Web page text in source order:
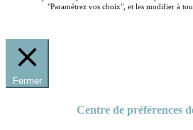
"Paramétrez vos choix", et les modifier à
Fermer
Centre de préférences